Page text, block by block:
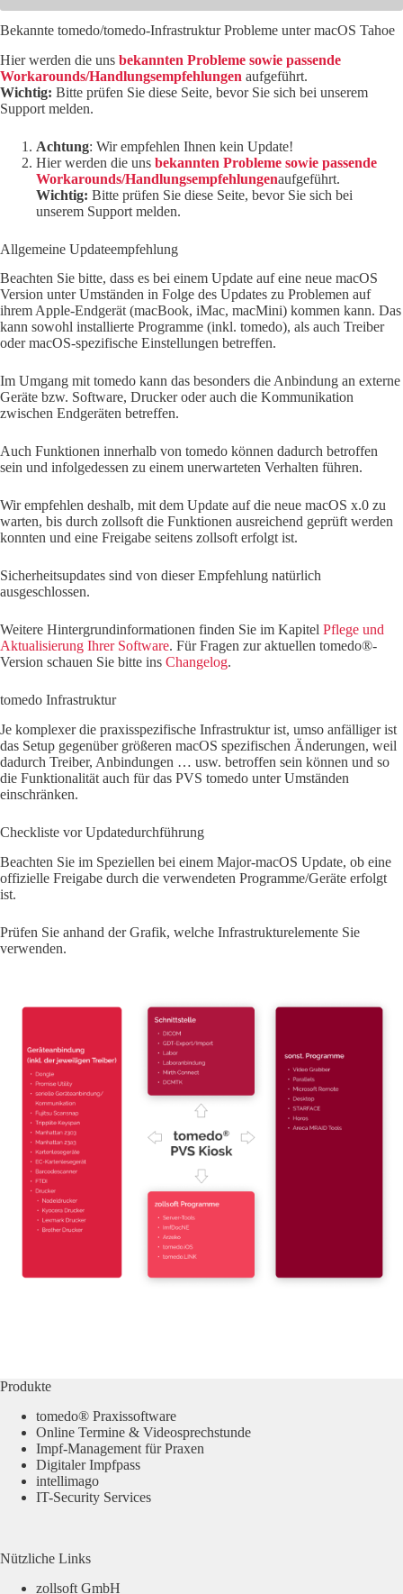
Bekannte tomedo/tomedo-Infrastruktur Probleme unter macOS Tahoe
Hier werden die uns bekannten Probleme sowie passende
Workarounds/Handlungsempfehlungen aufgeführt.
Wichtig: Bitte prüfen Sie diese Seite, bevor Sie sich bei unserem
Support melden.
Achtung: Wir empfehlen Ihnen kein Update!
Hier werden die uns bekannten Probleme sowie passende
Workarounds/Handlungsempfehlungenaufgeführt.
Wichtig: Bitte prüfen Sie diese Seite, bevor Sie sich bei
unserem Support melden.
Allgemeine Updateempfehlung
Beachten Sie bitte, dass es bei einem Update auf eine neue macOS
Version unter Umständen in Folge des Updates zu Problemen auf
ihrem Apple-Endgerät (macBook, iMac, macMini) kommen kann. Das
kann sowohl installierte Programme (inkl. tomedo), als auch Treiber
oder macOS-spezifische Einstellungen betreffen.
Im Umgang mit tomedo kann das besonders die Anbindung an externe
Geräte bzw. Software, Drucker oder auch die Kommunikation
zwischen Endgeräten betreffen.
Auch Funktionen innerhalb von tomedo können dadurch betroffen
sein und infolgedessen zu einem unerwarteten Verhalten führen.
Wir empfehlen deshalb, mit dem Update auf die neue macOS x.0 zu
warten, bis durch zollsoft die Funktionen ausreichend geprüft werden
konnten und eine Freigabe seitens zollsoft erfolgt ist.
Sicherheitsupdates sind von dieser Empfehlung natürlich
ausgeschlossen.
Weitere Hintergrundinformationen finden Sie im Kapitel Pflege und
Aktualisierung Ihrer Software. Für Fragen zur aktuellen tomedo®-
Version schauen Sie bitte ins Changelog.
tomedo Infrastruktur
Je komplexer die praxisspezifische Infrastruktur ist, umso anfälliger ist
das Setup gegenüber größeren macOS spezifischen Änderungen, weil
dadurch Treiber, Anbindungen … usw. betroffen sein können und so
die Funktionalität auch für das PVS tomedo unter Umständen
einschränken.
Checkliste vor Updatedurchführung
Beachten Sie im Speziellen bei einem Major-macOS Update, ob eine
offizielle Freigabe durch die verwendeten Programme/Geräte erfolgt
ist.
Prüfen Sie anhand der Grafik, welche Infrastrukturelemente Sie
verwenden.
Produkte
tomedo® Praxissoftware
Online Termine & Videosprechstunde
Impf-Management für Praxen
Digitaler Impfpass
intellimago
IT-Security Services
Nützliche Links
zollsoft GmbH